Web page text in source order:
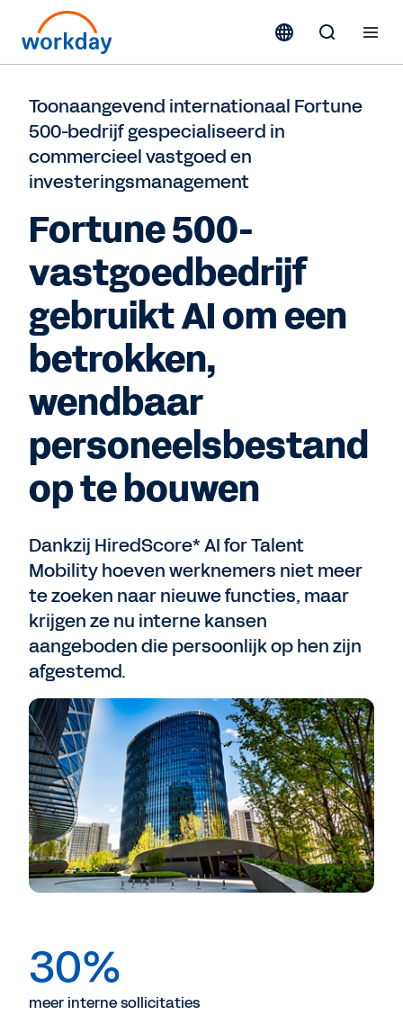
Toonaangevend internationaal Fortune
500-bedrijf gespecialiseerd in
commercieel vastgoed en
investeringsmanagement
Fortune 500-
vastgoedbedrijf
gebruikt AI om een
betrokken,
wendbaar
personeelsbestand
op te bouwen
Dankzij HiredScore* AI for Talent
Mobility hoeven werknemers niet meer
te zoeken naar nieuwe functies, maar
krijgen ze nu interne kansen
aangeboden die persoonlijk op hen zijn
afgestemd.
30%
meer interne sollicitaties